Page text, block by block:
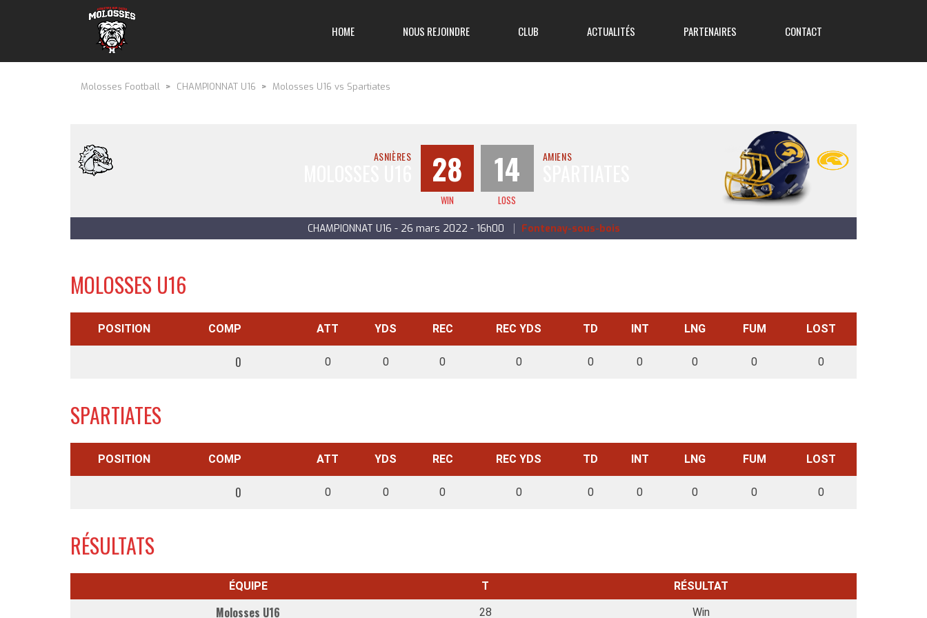
HOME NOUS REJOINDRE CLUB ACTUALITÉS PARTENAIRES CONTACT
Molosses Football > CHAMPIONNAT U16 > Molosses U16 vs Spartiates
ASNIÈRES 28
WIN
14
LOSS
AMIENS
CHAMPIONNAT U16 - 26 mars 2022 - 16h00 Fontenay-sous-bois
MOLOSSES U16
POSITION COMP ATT YDS REC REC YDS TD INT LNG FUM LOST
0 0 0 0 0 0 0 0 0 0
SPARTIATES
POSITION COMP ATT YDS REC REC YDS TD INT LNG FUM LOST
0 0 0 0 0 0 0 0 0 0
RÉSULTATS
ÉQUIPE T RÉSULTAT
Molosses U16 28 Win